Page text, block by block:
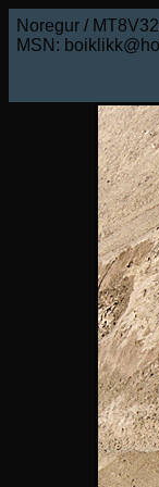
Noregur /
MSN: